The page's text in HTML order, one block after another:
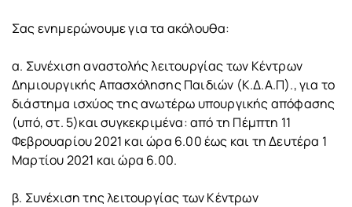
Σας ενημερώνουμε για τα ακόλουθα:
α. Συνέχιση αναστολής λειτουργίας των Κέντρων
Δημιουργικής Απασχόλησης Παιδιών (Κ.Δ.Α.Π)., για το
διάστημα ισχύος της ανωτέρω υπουργικής απόφασης
(υπό, στ. 5)και συγκεκριμένα: από τη Πέμπτη 11
Φεβρουαρίου 2021 και ώρα 6.00 έως και τη Δευτέρα 1
Μαρτίου 2021 και ώρα 6.00.
β. Συνέχιση της λειτουργίας των Κέντρων